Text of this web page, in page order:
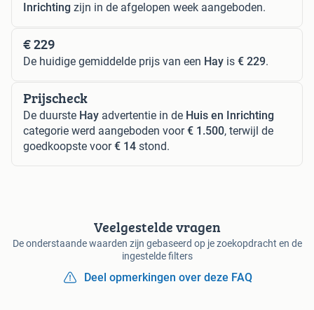
Inrichting zijn in de afgelopen week aangeboden.
€ 229
De huidige gemiddelde prijs van een Hay is € 229.
Prijscheck
De duurste Hay advertentie in de Huis en Inrichting
categorie werd aangeboden voor€ 1.500, terwijl de
goedkoopste voor€ 14 stond.
Veelgestelde vragen
De onderstaande waarden zijn gebaseerd op je zoekopdracht en de
ingestelde filters
Deel opmerkingen over deze FAQ